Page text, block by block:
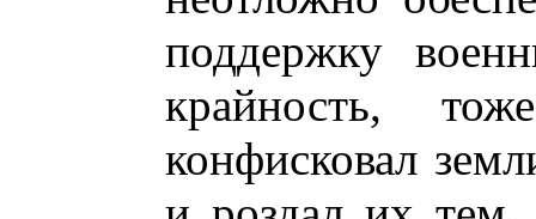
поддержку
крайность,
конфисковал